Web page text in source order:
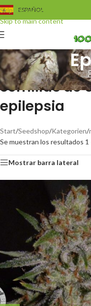
Skip to navigation
Skip to main content
ESPAÑOL
Semillas de
epilepsia
Start/Seedshop/Kategorien/
Se muestran los resultados 1
Mostrar barra lateral